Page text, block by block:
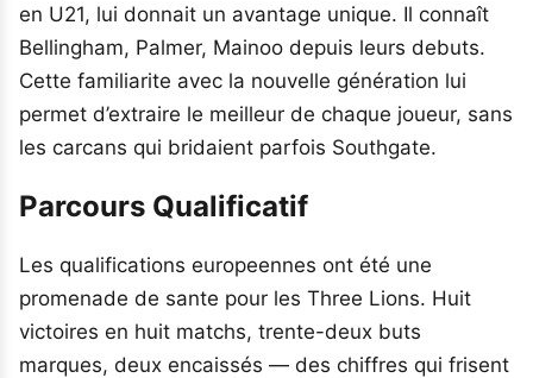
en U21, lui donnait un avantage unique. Il connaît
Bellingham, Palmer, Mainoo depuis leurs debuts.
Cette familiarite avec la nouvelle génération lui
permet d’extraire le meilleur de chaque joueur, sans
les carcans qui bridaient parfois Southgate.
Parcours Qualificatif
Les qualifications europeennes ont été une
promenade de sante pour les Three Lions. Huit
victoires en huit matchs, trente-deux buts
marques, deux encaissés — des chiffres qui frisent